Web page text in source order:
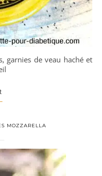
MOZZARELLA